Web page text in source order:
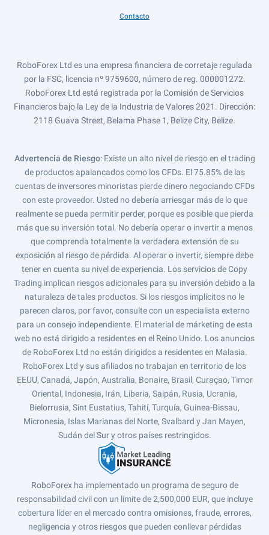
Contacto
RoboForex Ltd es una empresa financiera de corretaje regulada
por la FSC, licencia nº 9759600, número de reg. 000001272.
RoboForex Ltd está registrada por la Comisión de Servicios
Financieros bajo la Ley de la Industria de Valores 2021. Dirección:
2118 Guava Street, Belama Phase 1, Belize City, Belize.
Advertencia de Riesgo: Existe un alto nivel de riesgo en el trading
de productos apalancados como los CFDs. El 75.85% de las
cuentas de inversores minoristas pierde dinero negociando CFDs
con este proveedor. Usted no debería arriesgar más de lo que
realmente se pueda permitir perder, porque es posible que pierda
más que su inversión total. No debería operar o invertir a menos
que comprenda totalmente la verdadera extensión de su
exposición al riesgo de pérdida. Al operar o invertir, siempre debe
tener en cuenta su nivel de experiencia. Los servicios de Copy
Trading implican riesgos adicionales para su inversión debido a la
naturaleza de tales productos. Si los riesgos implícitos no le
parecen claros, por favor, consulte con un especialista externo
para un consejo independiente. El material de márketing de esta
web no está dirigido a residentes en el Reino Unido. Los anuncios
de RoboForex Ltd no están dirigidos a residentes en Malasia.
RoboForex Ltd y sus afiliados no trabajan en territorio de los
EEUU, Canadá, Japón, Australia, Bonaire, Brasil, Curaçao, Timor
Oriental, Indonesia, Irán, Liberia, Saipán, Rusia, Ucrania,
Bielorrusia, Sint Eustatius, Tahití, Turquía, Guinea-Bissau,
Micronesia, Islas Marianas del Norte, Svalbard y Jan Mayen,
Sudán del Sur y otros países restringidos.
RoboForex ha implementado un programa de seguro de
responsabilidad civil con un límite de 2,500,000 EUR, que incluye
cobertura líder en el mercado contra omisiones, fraude, errores,
negligencia y otros riesgos que pueden conllevar pérdidas